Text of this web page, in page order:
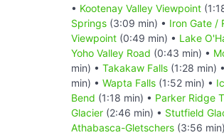
• Kootenay Valley Viewpoint
Springs (3:09 min) • Iron Gate /
Viewpoint (0:49 min) • Lake
Yoho Valley Road (0:43 min) •
min) • Takakaw Falls (1:28 min) •
min) • Wapta Falls (1:52 min) •
Bend (1:18 min) • Parker Ridge
Glacier (2:46 min) • Stutfield
Athabasca-Gletschers (3:56